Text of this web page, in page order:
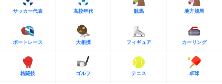
サッカー代表 高校年代 競馬 地方競馬
ボートレース 大相撲 フィギュア カーリング
格闘技 ゴルフ テニス 卓球